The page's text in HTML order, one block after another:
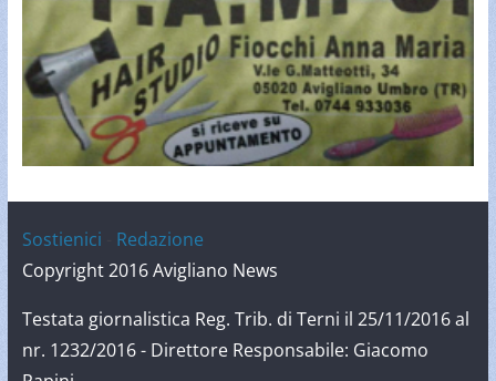
Sostienici
Redazione
Copyright 2016 Avigliano News
Testata giornalistica Reg. Trib. di Terni il 25/11/2016 al
nr. 1232/2016 - Direttore Responsabile: Giacomo